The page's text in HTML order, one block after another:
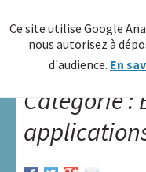
Ce site utilise Google
nous autorisez à
d'audience. En
≡
Allez au
contenu
Accueil
A.R.A.P.H.
Catégorie :